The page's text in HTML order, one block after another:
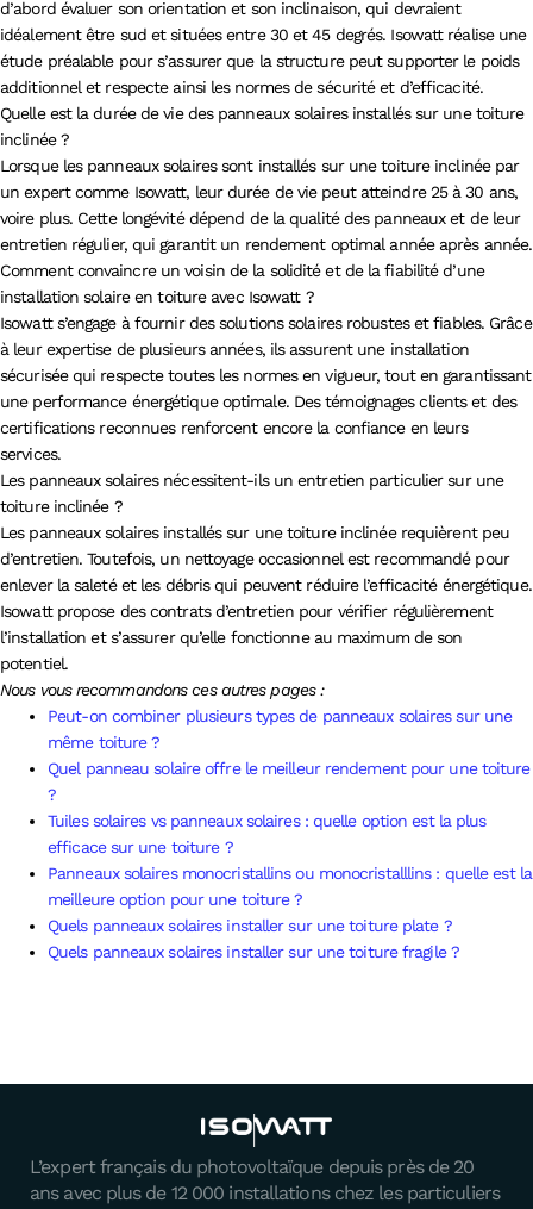
d’abord évaluer son orientation et son inclinaison, qui devraient
idéalement être sud et situées entre 30 et 45 degrés. Isowatt réalise une
étude préalable pour s’assurer que la structure peut supporter le poids
additionnel et respecte ainsi les normes de sécurité et d’efficacité.
Quelle est la durée de vie des panneaux solaires installés sur une toiture
inclinée ?
Lorsque les panneaux solaires sont installés sur une toiture inclinée par
un expert comme Isowatt, leur durée de vie peut atteindre 25 à 30 ans,
voire plus. Cette longévité dépend de la qualité des panneaux et de leur
entretien régulier, qui garantit un rendement optimal année après année.
Comment convaincre un voisin de la solidité et de la fiabilité d’une
installation solaire en toiture avec Isowatt ?
Isowatt s’engage à fournir des solutions solaires robustes et fiables. Grâce
à leur expertise de plusieurs années, ils assurent une installation
sécurisée qui respecte toutes les normes en vigueur, tout en garantissant
une performance énergétique optimale. Des témoignages clients et des
certifications reconnues renforcent encore la confiance en leurs
services.
Les panneaux solaires nécessitent-ils un entretien particulier sur une
toiture inclinée ?
Les panneaux solaires installés sur une toiture inclinée requièrent peu
d’entretien. Toutefois, un nettoyage occasionnel est recommandé pour
enlever la saleté et les débris qui peuvent réduire l’efficacité énergétique.
Isowatt propose des contrats d’entretien pour vérifier régulièrement
l’installation et s’assurer qu’elle fonctionne au maximum de son
potentiel.
Nous vous recommandons ces autres pages :
Peut-on combiner plusieurs types de panneaux solaires sur une
même toiture ?
Quel panneau solaire offre le meilleur rendement pour une toiture
?
Tuiles solaires vs panneaux solaires : quelle option est la plus
efficace sur une toiture ?
Panneaux solaires monocristallins ou monocristalllins : quelle est la
meilleure option pour une toiture ?
Quels panneaux solaires installer sur une toiture plate ?
Quels panneaux solaires installer sur une toiture fragile ?
L’expert français du photovoltaïque depuis près de 20
ans avec plus de 12 000 installations chez les particuliers